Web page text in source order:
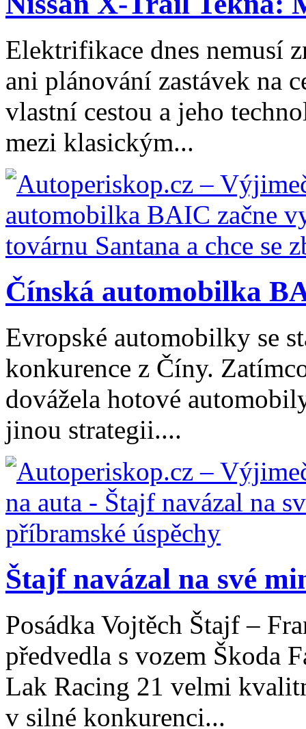
Elektrifikace dnes nemusí
ani plánování zastávek na
vlastní cestou a jeho
mezi klasickým...
Čínská automobilka
Evropské automobilky se
konkurence z Číny.
dovážela hotové
jinou strategii....
Štajf navázal na své
Posádka Vojtěch Štajf –
předvedla s vozem Škoda
Lak Racing 21 velmi
v silné konkurenci...